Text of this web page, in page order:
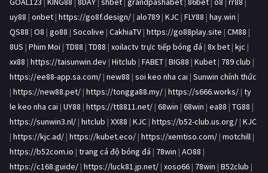
uy88 | onbet | https://go8f.design/ | alo789 | KJC | FLY88 | hay.win |
QS88 | O8 | go88 | Socolive | CakhiaTV | https://go88play.site | CM88 |
8US | Phim Moi | TD88 | TD88 | xoilactv trực tiếp bóng đá | 8x bet | kjc |
xx88 | https://taisunwin.dev | Hitclub | FABET | BIG88 | Kubet | 789 club |
https://ee88-app.sa.com/ | new88 | soi keo nha cai | Sunwin chính thức
| https://new88.pet/ | https://tongga88.my/ | https://s666.works/ | ty
le keo nha cai | UY88 | https://tt8811.net/ | 68win | 68win | ea88 | TG88 |
https://sunwin3.nl/ | hitclub | XX88 | KJC | https://b52-club.us.org/ | KJC
| https://kjc.ad/ | https://kubet.eco/ | https://xemtiso.com/ | motchill |
https://b52com.io | trang cá độ bóng đá | 78win | AO88 |
https://c168.guide/ | https://luck81.jp.net/ | xoso66 | 78win | B52club |